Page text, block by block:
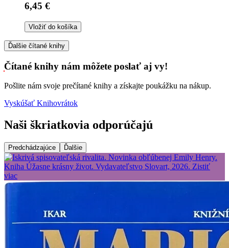
6,45 €
Vložiť do košíka
Ďalšie čítané knihy
Čítané knihy nám môžete poslať aj vy!
Pošlite nám svoje prečítané knihy a získajte poukážku na nákup.
Vyskúšať Knihovrátok
Naši škriatkovia odporúčajú
Predchádzajúce Ďalšie